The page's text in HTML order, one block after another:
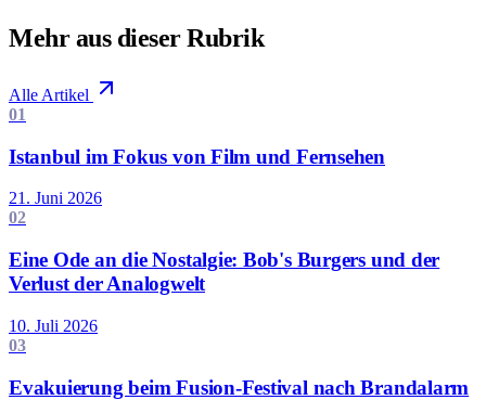
Mehr aus dieser Rubrik
Alle Artikel
01
Istanbul im Fokus von Film und Fernsehen
21. Juni 2026
02
Eine Ode an die Nostalgie: Bob's Burgers und der
Verlust der Analogwelt
10. Juli 2026
03
Evakuierung beim Fusion-Festival nach Brandalarm